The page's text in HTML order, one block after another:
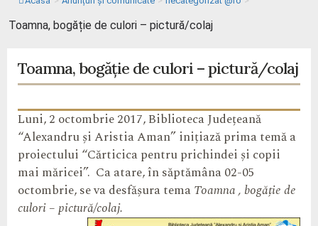
Toamna, bogăție de culori – pictură/colaj
Toamna, bogăție de culori – pictură/colaj
Luni, 2 octombrie 2017, Biblioteca Județeană
“Alexandru și Aristia Aman” inițiază prima temă a
proiectului “Cărticica pentru prichindei și copii
mai măricei”. Ca atare, în săptămâna 02-05
octombrie, se va desfășura temaToamna , bogăție de
culori – pictură/colaj.